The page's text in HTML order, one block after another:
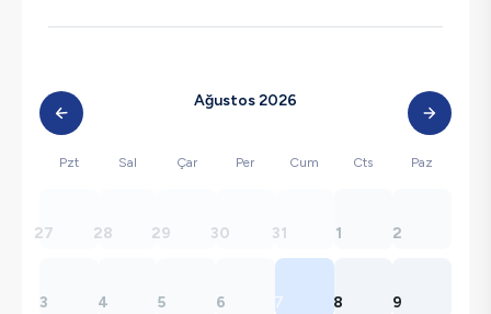
Ağustos 2026
Pzt Sal Çar Per Cum Cts Paz
27 28 29 30 31 1 2
3 4 5 6 7 8 9